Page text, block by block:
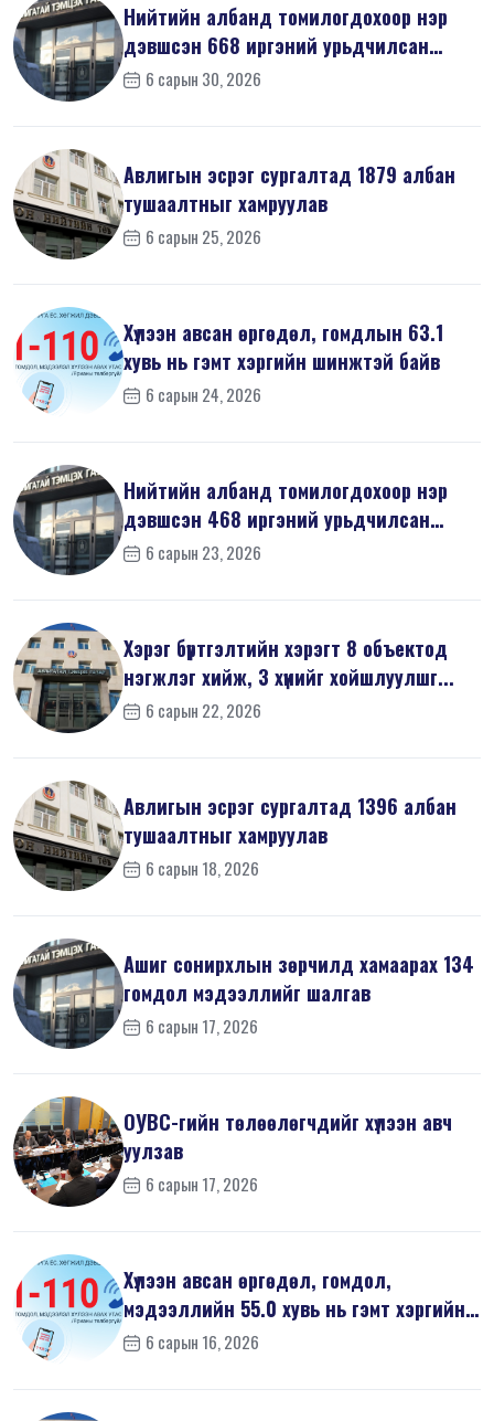
Нийтийн албанд томилогдохоор нэр
дэвшсэн 668 иргэний урьдчилсан
мэдүүл...
6 сарын 30, 2026
Авлигын эсрэг сургалтад 1879 албан
тушаалтныг хамруулав
6 сарын 25, 2026
Хүлээн авсан өргөдөл, гомдлын 63.1
хувь нь гэмт хэргийн шинжтэй байв
6 сарын 24, 2026
Нийтийн албанд томилогдохоор нэр
дэвшсэн 468 иргэний урьдчилсан
мэдүүл...
6 сарын 23, 2026
Хэрэг бүртгэлтийн хэрэгт 8 объектод
нэгжлэг хийж, 3 хүнийг хойшлуулшг...
6 сарын 22, 2026
Авлигын эсрэг сургалтад 1396 албан
тушаалтныг хамруулав
6 сарын 18, 2026
Ашиг сонирхлын зөрчилд хамаарах 134
гомдол мэдээллийг шалгав
6 сарын 17, 2026
ОУВС-гийн төлөөлөгчдийг хүлээн авч
уулзав
6 сарын 17, 2026
Хүлээн авсан өргөдөл, гомдол,
мэдээллийн 55.0 хувь нь гэмт хэргийн
шин...
6 сарын 16, 2026